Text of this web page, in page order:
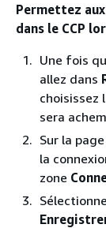
Permettez
dans le CCP
Une fois
allez dans
choisissez
sera
Sur la page
la
zone